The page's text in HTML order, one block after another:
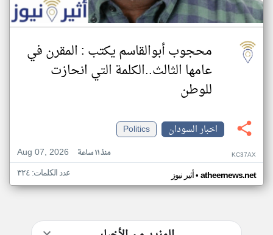
محجوب أبوالقاسم يكتب : المقرن في
عامها الثالث..الكلمة التي انحازت
للوطن
اخبار السودان
Politics
Aug 07, 2026
منذ ١١ ساعة KC37AX
أثير نيوز• atheernews.net عدد الكلمات: ٣٢٤